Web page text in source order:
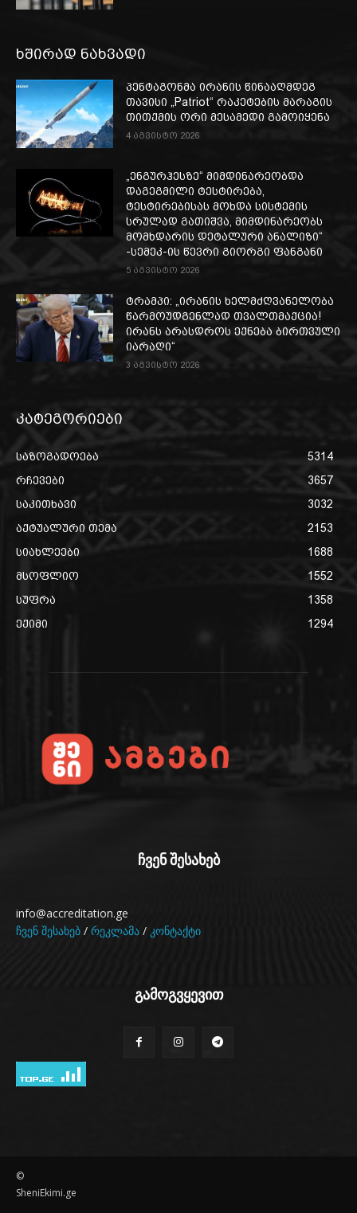
ხშირად ნახვადი
პენტაგონმა ირანის წინააღმდეგ
თავისი „Patriot“ რაკეტების მარაგის
თითქმის ორი მესამედი გამოიყენა
4 აგვისტო 2026
„ენგურჰესზე“ მიმდინარეობდა
დაგეგმილი ტესტირება,
ტესტირებისას მოხდა სისტემის
სრულად გათიშვა, მიმდინარეობს
მომხდარის დეტალური ანალიზი“
-სემეკ-ის წევრი გიორგი ფანგანი
5 აგვისტო 2026
ტრამპი: „ირანის ხელმძღვანელობა
წარმოუდგენლად თვალთმაქცია!
ირანს არასდროს ექნება ბირთვული
იარაღი“
3 აგვისტო 2026
კატეგორიები
საზოგადოება
5314
რჩევები
3657
საკითხავი
3032
აქტუალური თემა
2153
სიახლეები
1688
მსოფლიო
1552
სუფრა
1358
ექიმი
1294
ჩვენ შესახებ
info@accreditation.ge
ჩვენ შესახებ / რეკლამა / კონტაქტი
გამოგვყევით
©
SheniEkimi.ge